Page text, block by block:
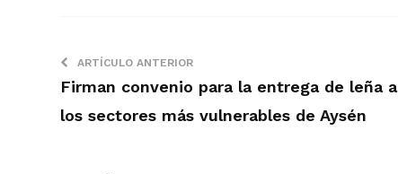
ARTÍCULO ANTERIOR
Firman convenio para la entrega de leña a
los sectores más vulnerables de Aysén